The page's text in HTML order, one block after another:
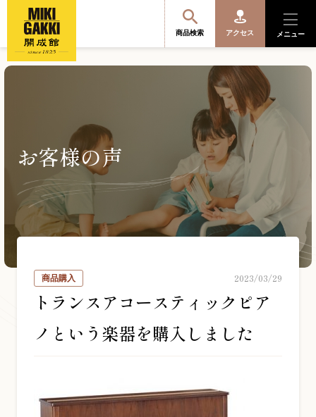
商品検索 アクセス メニュー
便利なサービス
開成館を知る
サポート・購入特典
06-6252-0432
お客様の声
商品購入 2023/03/29
トランスアコースティックピア
ノという楽器を購入しました